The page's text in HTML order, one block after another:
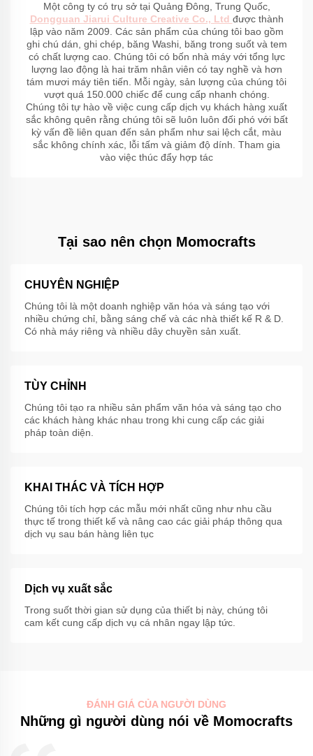
Một công ty có trụ sở tại Quảng Đông, Trung Quốc,
Dongguan Jiarui Culture Creative Co., Ltd được thành
lập vào năm 2009. Các sản phẩm của chúng tôi bao gồm
ghi chú dán, ghi chép, băng Washi, băng trong suốt và tem
có chất lượng cao. Chúng tôi có bốn nhà máy với tổng lực
lượng lao động là hai trăm nhân viên có tay nghề và hơn
tám mươi máy tiên tiến. Mỗi ngày, sản lượng của chúng tôi
vượt quá 150.000 chiếc để cung cấp nhanh chóng.
Chúng tôi tự hào về việc cung cấp dịch vụ khách hàng xuất
sắc không quên rằng chúng tôi sẽ luôn luôn đối phó với bất
kỳ vấn đề liên quan đến sản phẩm như sai lệch cắt, màu
sắc không chính xác, lỗi tấm và giảm độ dính. Tham gia
vào việc thúc đẩy hợp tác
Tại sao nên chọn Momocrafts
CHUYÊN NGHIỆP
Chúng tôi là một doanh nghiệp văn hóa và sáng tạo với
nhiều chứng chỉ, bằng sáng chế và các nhà thiết kế R & D.
Có nhà máy riêng và nhiều dây chuyền sản xuất.
TÙY CHỈNH
Chúng tôi tạo ra nhiều sản phẩm văn hóa và sáng tạo cho
các khách hàng khác nhau trong khi cung cấp các giải
pháp toàn diện.
KHAI THÁC VÀ TÍCH HỢP
Chúng tôi tích hợp các mẫu mới nhất cũng như nhu cầu
thực tế trong thiết kế và nâng cao các giải pháp thông qua
dịch vụ sau bán hàng liên tục
Dịch vụ xuất sắc
Trong suốt thời gian sử dụng của thiết bị này, chúng tôi
cam kết cung cấp dịch vụ cá nhân ngay lập tức.
ĐÁNH GIÁ CỦA NGƯỜI DÙNG
Những gì người dùng nói về Momocrafts